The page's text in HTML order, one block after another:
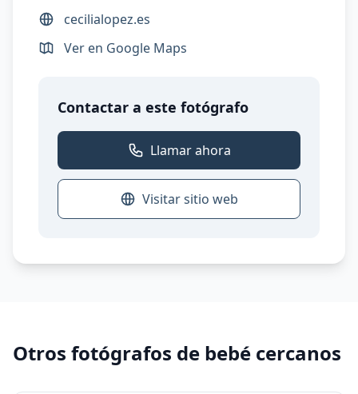
cecilialopez.es
Ver en Google Maps
Contactar a este fotógrafo
Llamar ahora
Visitar sitio web
Otros fotógrafos de bebé cercanos